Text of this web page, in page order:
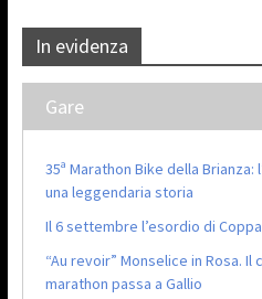
In evidenza
Gare
35ª Marathon Bike della
una leggendaria storia
Il 6 settembre l’esordio di
“Au revoir” Monselice in Rosa.
marathon passa a Gallio